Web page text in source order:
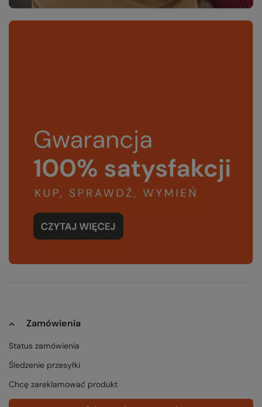
Zamówienia
Status zamówienia
Śledzenie przesyłki
Chcę zareklamować produkt